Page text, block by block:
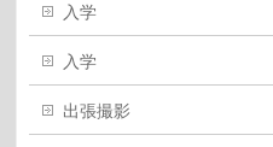
入学
入学
出張撮影